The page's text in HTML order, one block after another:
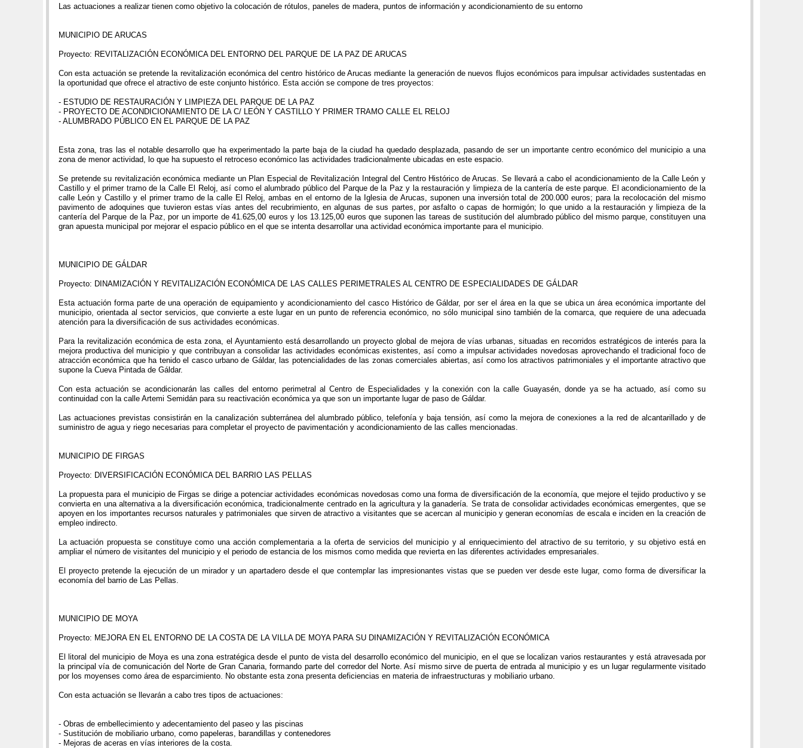
Las actuaciones a realizar tienen como objetivo la colocación de rótulos, paneles de madera, puntos de información y acondicionamiento de su entorno
MUNICIPIO DE ARUCAS
Proyecto: REVITALIZACIÓN ECONÓMICA DEL ENTORNO DEL PARQUE DE LA PAZ DE ARUCAS
Con esta actuación se pretende la revitalización económica del centro histórico de Arucas mediante la generación de nuevos flujos económicos para impulsar actividades sustentadas en
la oportunidad que ofrece el atractivo de este conjunto histórico. Esta acción se compone de tres proyectos:
- ESTUDIO DE RESTAURACIÓN Y LIMPIEZA DEL PARQUE DE LA PAZ
- PROYECTO DE ACONDICIONAMIENTO DE LA C/ LEÓN Y CASTILLO Y PRIMER TRAMO CALLE EL RELOJ
- ALUMBRADO PÚBLICO EN EL PARQUE DE LA PAZ
Esta zona, tras las el notable desarrollo que ha experimentado la parte baja de la ciudad ha quedado desplazada, pasando de ser un importante centro económico del municipio a una
zona de menor actividad, lo que ha supuesto el retroceso económico las actividades tradicionalmente ubicadas en este espacio.
Se pretende su revitalización económica mediante un Plan Especial de Revitalización Integral del Centro Histórico de Arucas. Se llevará a cabo el acondicionamiento de la Calle León y
Castillo y el primer tramo de la Calle El Reloj, así como el alumbrado público del Parque de la Paz y la restauración y limpieza de la cantería de este parque. El acondicionamiento de la
calle León y Castillo y el primer tramo de la calle El Reloj, ambas en el entorno de la Iglesia de Arucas, suponen una inversión total de 200.000 euros; para la recolocación del mismo
pavimento de adoquines que tuvieron estas vías antes del recubrimiento, en algunas de sus partes, por asfalto o capas de hormigón; lo que unido a la restauración y limpieza de la
cantería del Parque de la Paz, por un importe de 41.625,00 euros y los 13.125,00 euros que suponen las tareas de sustitución del alumbrado público del mismo parque, constituyen una
gran apuesta municipal por mejorar el espacio público en el que se intenta desarrollar una actividad económica importante para el municipio.
MUNICIPIO DE GÁLDAR
Proyecto: DINAMIZACIÓN Y REVITALIZACIÓN ECONÓMICA DE LAS CALLES PERIMETRALES AL CENTRO DE ESPECIALIDADES DE GÁLDAR
Esta actuación forma parte de una operación de equipamiento y acondicionamiento del casco Histórico de Gáldar, por ser el área en la que se ubica un área económica importante del
municipio, orientada al sector servicios, que convierte a este lugar en un punto de referencia económico, no sólo municipal sino también de la comarca, que requiere de una adecuada
atención para la diversificación de sus actividades económicas.
Para la revitalización económica de esta zona, el Ayuntamiento está desarrollando un proyecto global de mejora de vías urbanas, situadas en recorridos estratégicos de interés para la
mejora productiva del municipio y que contribuyan a consolidar las actividades económicas existentes, así como a impulsar actividades novedosas aprovechando el tradicional foco de
atracción económica que ha tenido el casco urbano de Gáldar, las potencialidades de las zonas comerciales abiertas, así como los atractivos patrimoniales y el importante atractivo que
supone la Cueva Pintada de Gáldar.
Con esta actuación se acondicionarán las calles del entorno perimetral al Centro de Especialidades y la conexión con la calle Guayasén, donde ya se ha actuado, así como su
continuidad con la calle Artemi Semidán para su reactivación económica ya que son un importante lugar de paso de Gáldar.
Las actuaciones previstas consistirán en la canalización subterránea del alumbrado público, telefonía y baja tensión, así como la mejora de conexiones a la red de alcantarillado y de
suministro de agua y riego necesarias para completar el proyecto de pavimentación y acondicionamiento de las calles mencionadas.
MUNICIPIO DE FIRGAS
Proyecto: DIVERSIFICACIÓN ECONÓMICA DEL BARRIO LAS PELLAS
La propuesta para el municipio de Firgas se dirige a potenciar actividades económicas novedosas como una forma de diversificación de la economía, que mejore el tejido productivo y se
convierta en una alternativa a la diversificación económica, tradicionalmente centrado en la agricultura y la ganadería. Se trata de consolidar actividades económicas emergentes, que se
apoyen en los importantes recursos naturales y patrimoniales que sirven de atractivo a visitantes que se acercan al municipio y generan economías de escala e inciden en la creación de
empleo indirecto.
La actuación propuesta se constituye como una acción complementaria a la oferta de servicios del municipio y al enriquecimiento del atractivo de su territorio, y su objetivo está en
ampliar el número de visitantes del municipio y el periodo de estancia de los mismos como medida que revierta en las diferentes actividades empresariales.
El proyecto pretende la ejecución de un mirador y un apartadero desde el que contemplar las impresionantes vistas que se pueden ver desde este lugar, como forma de diversificar la
economía del barrio de Las Pellas.
MUNICIPIO DE MOYA
Proyecto: MEJORA EN EL ENTORNO DE LA COSTA DE LA VILLA DE MOYA PARA SU DINAMIZACIÓN Y REVITALIZACIÓN ECONÓMICA
El litoral del municipio de Moya es una zona estratégica desde el punto de vista del desarrollo económico del municipio, en el que se localizan varios restaurantes y está atravesada por
la principal vía de comunicación del Norte de Gran Canaria, formando parte del corredor del Norte. Así mismo sirve de puerta de entrada al municipio y es un lugar regularmente visitado
por los moyenses como área de esparcimiento. No obstante esta zona presenta deficiencias en materia de infraestructuras y mobiliario urbano.
Con esta actuación se llevarán a cabo tres tipos de actuaciones:
- Obras de embellecimiento y adecentamiento del paseo y las piscinas
- Sustitución de mobiliario urbano, como papeleras, barandillas y contenedores
- Mejoras de aceras en vías interiores de la costa.